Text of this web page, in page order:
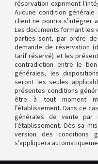
réservation expriment
Aucune condition
client ne pourra s'intégrer
Les documents formant les
parties sont, par ordre
demande de réservation
tarif réservé) et les
contradiction entre le
générales, les
seront les seules
présentes conditions
être à tout moment
l’établissement. Dans ce
générales de vente
l’établissement. Dès sa
version des conditions
s’appliquera